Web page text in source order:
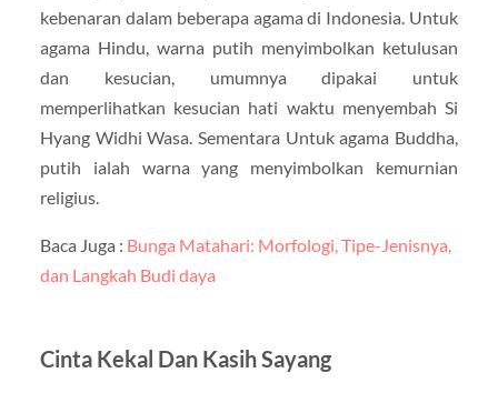
kebenaran dalam beberapa agama di Indonesia. Untuk
agama Hindu, warna putih menyimbolkan ketulusan
dan kesucian, umumnya dipakai untuk
memperlihatkan kesucian hati waktu menyembah Si
Hyang Widhi Wasa. Sementara Untuk agama Buddha,
putih ialah warna yang menyimbolkan kemurnian
religius.
Baca Juga : Bunga Matahari: Morfologi, Tipe-Jenisnya,
dan Langkah Budi daya
Cinta Kekal Dan Kasih Sayang